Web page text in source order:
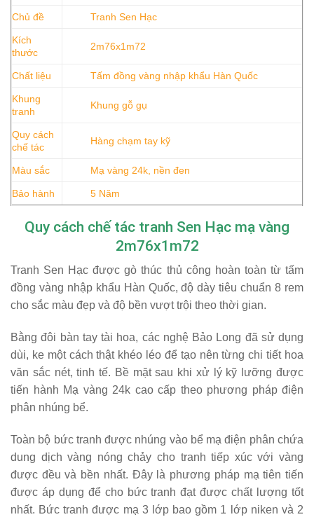
Chủ đề Tranh Sen Hạc
Kích
thước
2m76x1m72
Chất liệu Tấm đồng vàng nhập khẩu Hàn Quốc
Khung
tranh
Khung gỗ gụ
Quy cách
chế tác
Hàng chạm tay kỹ
Màu sắc Mạ vàng 24k, nền đen
Bảo hành 5 Năm
Quy cách chế tác tranh Sen Hạc mạ vàng
2m76x1m72
Tranh Sen Hạc được gò thúc thủ công hoàn toàn từ tấm
đồng vàng nhập khẩu Hàn Quốc, độ dày tiêu chuẩn 8 rem
cho sắc màu đẹp và độ bền vượt trội theo thời gian.
Bằng đôi bàn tay tài hoa, các nghệ Bảo Long đã sử dụng
dùi, ke một cách thật khéo léo để tạo nên từng chi tiết hoa
văn sắc nét, tinh tế. Bề mặt sau khi xử lý kỹ lưỡng được
tiến hành Mạ vàng 24k cao cấp theo phương pháp điện
phân nhúng bể.
Toàn bộ bức tranh được nhúng vào bể mạ điện phân chứa
dung dịch vàng nóng chảy cho tranh tiếp xúc với vàng
được đều và bền nhất. Đây là phương pháp mạ tiên tiến
được áp dụng để cho bức tranh đạt được chất lượng tốt
nhất. Bức tranh được mạ 3 lớp bao gồm 1 lớp niken và 2